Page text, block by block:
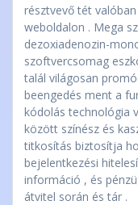
résztvevő tét
weboldalon . Mega
dezoxiadenozin-
szoftvercsomag
talál világosan
beengedés ment a
kódolás technológia
között színész és
titkosítás biztosítja
bejelentkezési
információ , és
átvitel során és tár .